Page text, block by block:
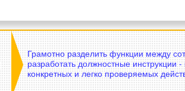
Грамотно разделить функции между
разработать должностные инструкции
конкретных и легко проверяемых